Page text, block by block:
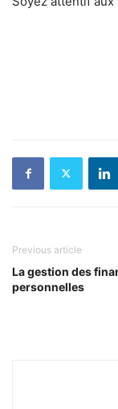
Previous article
La gestion des
personnelles